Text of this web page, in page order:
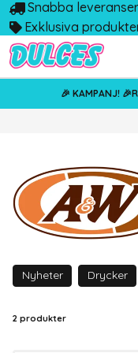
Snabba leveranser
Exklusiva
🎉 KAMPANJ!
Nyheter Drycker
2 produkter